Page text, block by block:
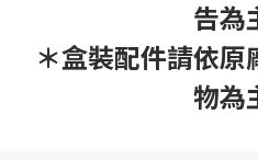
告為
＊盒裝配件請依
物為